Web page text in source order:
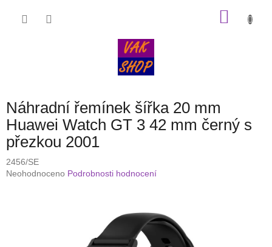
Náhradní řemínek šířka 20 mm
Huawei Watch GT 3 42 mm černý s
přezkou 2001
2456/SE
Průměrné
Neohodnoceno Podrobnosti hodnocení